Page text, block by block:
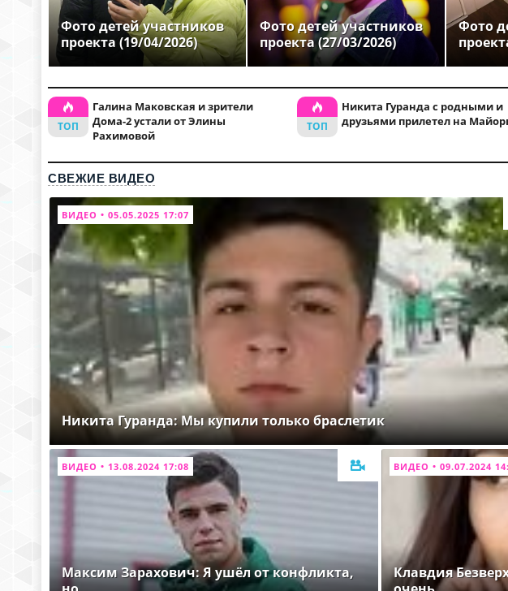
Фото детей участников
проекта (19/04/2026)
Фото детей участников
проекта (27/03/2026)
Фото
Галина Маковская и зрители
Дома-2 устали от Элины
Рахимовой
Никита Гуранда с родными и
друзьями прилетел на
СВЕЖИЕ ВИДЕО
ВИДЕО • 05.05.2025 17:07
Никита Гуранда: Мы купили только браслетик
ВИДЕО • 13.08.2024 17:08
Максим Зарахович: Я ушёл от конфликта,
ВИДЕО • 09.07.2024
Клавдия